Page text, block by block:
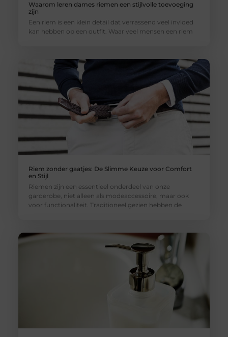
Waarom leren dames riemen een stijlvolle toevoeging
zijn
Een riem is een klein detail dat verrassend veel invloed
kan hebben op een outfit. Waar veel mensen een riem
Riem zonder gaatjes: De Slimme Keuze voor Comfort
en Stijl
Riemen zijn een essentieel onderdeel van onze
garderobe, niet alleen als modeaccessoire, maar ook
voor functionaliteit. Traditioneel gezien hebben de